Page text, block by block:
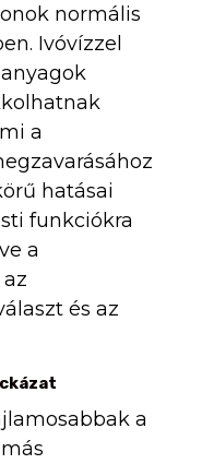
normális
Ivóvízzel
a
hatásai
funkciókra
a
és az
a